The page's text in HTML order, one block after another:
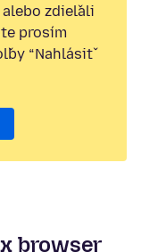
zdieľali
prosím
“Nahlásiť
browser